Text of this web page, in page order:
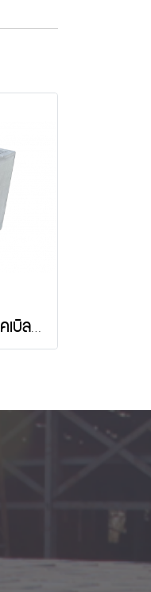
บ่อพักสายไฟฟ้า สายเคเบิล (Handhole) มาตราฐาน CCP พร้อมฝาคอนกรีต บ่อพักพร้อมฝาคอนกรีต